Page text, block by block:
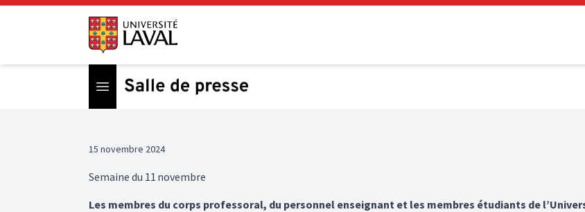
Open menu
15 novembre 2024
Semaine du 11 novembre
Les membres du corps professoral, du personnel enseignant et les membres étudiants de